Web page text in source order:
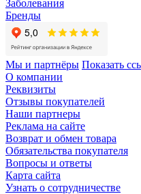
Заболевания
Бренды
Мы и партнёры Показать
О компании
Реквизиты
Отзывы покупателей
Наши партнеры
Реклама на сайте
Возврат и обмен товара
Обязательства покупателя
Вопросы и ответы
Карта сайта
Узнать о сотрудничестве